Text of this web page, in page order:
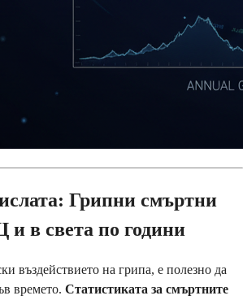
Грипни смъртни
в света по години
въздействието на грипа, е полезно да
времето. Статистиката за смъртните